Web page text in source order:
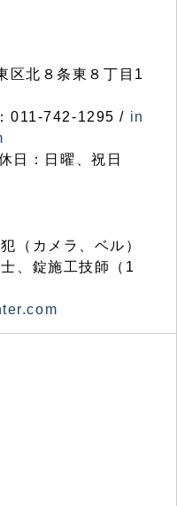
北８条東８丁目1
011-742-1295 / in
日：日曜、祝日
犯（カメラ、ベル）
、錠施工技師（1